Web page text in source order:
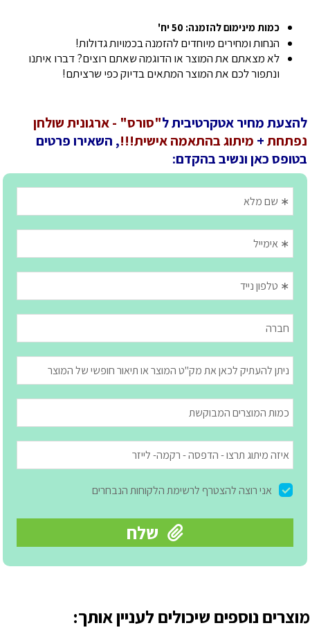
כמות מינימום להזמנה: 50 יח'
הנחות ומחירים מיוחדים להזמנה בכמויות גדולות!
לא מצאתם את המוצר או הדוגמה שאתם רוצים? דברו איתנו
ונתפור לכם את המוצר המתאים בדיוק כפי שרציתם!
להצעת מחיר אטקרטיבית ל"סורס" - ארגונית שולחן
נפתחת+ מיתוג בהתאמה אישית!!!, השאירו פרטים
בטופס כאן ונשיב בהקדם:
מוצרים נוספים שיכולים לעניין אותך: